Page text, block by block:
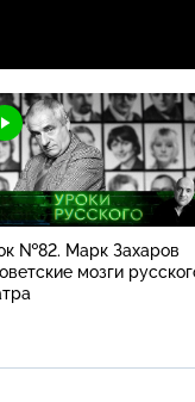
№82. Марк Захаров
мозги